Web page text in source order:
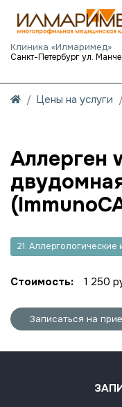
Клиника «Илмаримед»
Цены на услуги
Аллерген
21. Аллергологические
Стоимость: 1 250
Записаться на